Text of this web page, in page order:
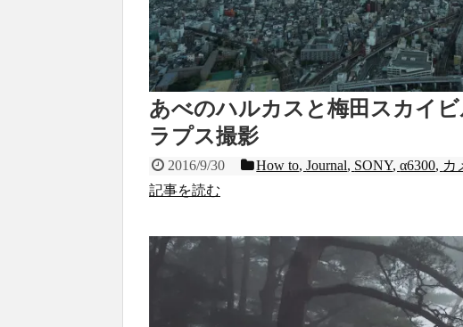
あべのハルカスと梅田スカイ
ラプス撮影
2016/9/30 How to,Journal, SONY,α6300, カ
記事を読む